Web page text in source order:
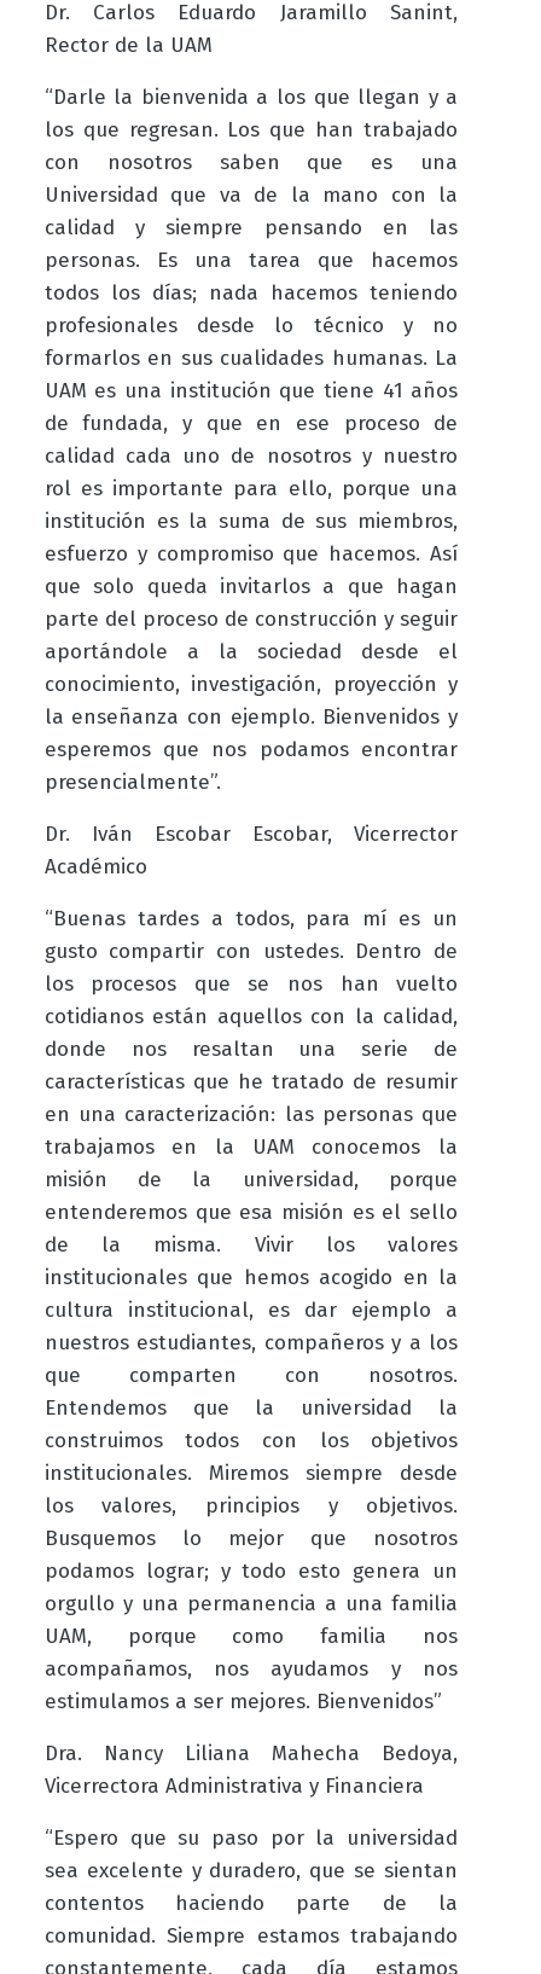
Dr. Carlos Eduardo Jaramillo Sanint,
Rector de la UAM
“Darle la bienvenida a los que llegan y a
los que regresan. Los que han trabajado
con nosotros saben que es una
Universidad que va de la mano con la
calidad y siempre pensando en las
personas. Es una tarea que hacemos
todos los días; nada hacemos teniendo
profesionales desde lo técnico y no
formarlos en sus cualidades humanas. La
UAM es una institución que tiene 41 años
de fundada, y que en ese proceso de
calidad cada uno de nosotros y nuestro
rol es importante para ello, porque una
institución es la suma de sus miembros,
esfuerzo y compromiso que hacemos. Así
que solo queda invitarlos a que hagan
parte del proceso de construcción y seguir
aportándole a la sociedad desde el
conocimiento, investigación, proyección y
la enseñanza con ejemplo. Bienvenidos y
esperemos que nos podamos encontrar
presencialmente”.
Dr. Iván Escobar Escobar, Vicerrector
Académico
“Buenas tardes a todos, para mí es un
gusto compartir con ustedes. Dentro de
los procesos que se nos han vuelto
cotidianos están aquellos con la calidad,
donde nos resaltan una serie de
características que he tratado de resumir
en una caracterización: las personas que
trabajamos en la UAM conocemos la
misión de la universidad, porque
entenderemos que esa misión es el sello
de la misma. Vivir los valores
institucionales que hemos acogido en la
cultura institucional, es dar ejemplo a
nuestros estudiantes, compañeros y a los
que comparten con nosotros.
Entendemos que la universidad la
construimos todos con los objetivos
institucionales. Miremos siempre desde
los valores, principios y objetivos.
Busquemos lo mejor que nosotros
podamos lograr; y todo esto genera un
orgullo y una permanencia a una familia
UAM, porque como familia nos
acompañamos, nos ayudamos y nos
estimulamos a ser mejores. Bienvenidos”
Dra. Nancy Liliana Mahecha Bedoya,
Vicerrectora Administrativa y Financiera
“Espero que su paso por la universidad
sea excelente y duradero, que se sientan
contentos haciendo parte de la
comunidad. Siempre estamos trabajando
constantemente, cada día estamos